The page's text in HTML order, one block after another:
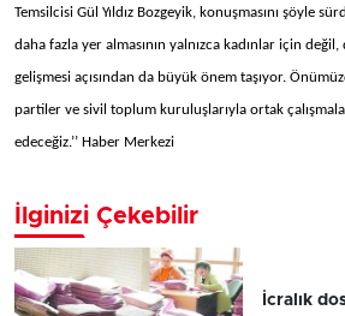
Temsilcisi Gül Yıldız Bozgeyik, konuşmasını şöyle
daha fazla yer almasının yalnızca kadınlar için
gelişmesi açısından da büyük önem taşıyor.
partiler ve sivil toplum kuruluşlarıyla ortak
edeceğiz.’’ Haber Merkezi
İlginizi Çekebilir
İcralık